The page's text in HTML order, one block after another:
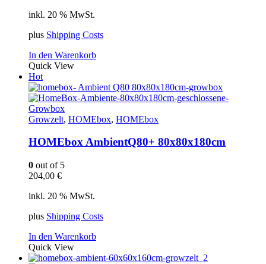
inkl. 20 % MwSt.
plus Shipping Costs
In den Warenkorb
Quick View
Hot
Growzelt, HOMEbox, HOMEbox
HOMEbox AmbientQ80+ 80x80x180cm
0 out of 5
204,00 €
inkl. 20 % MwSt.
plus Shipping Costs
In den Warenkorb
Quick View